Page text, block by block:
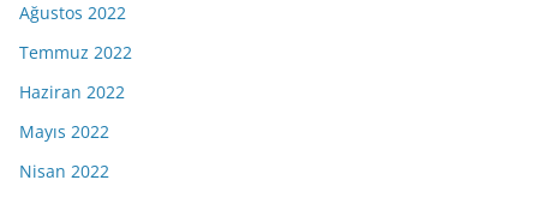
Ağustos 2022
Temmuz 2022
Haziran 2022
Mayıs 2022
Nisan 2022